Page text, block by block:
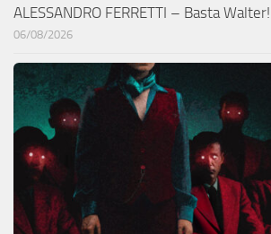
ALESSANDRO FERRETTI – Basta Walter!
06/08/2026